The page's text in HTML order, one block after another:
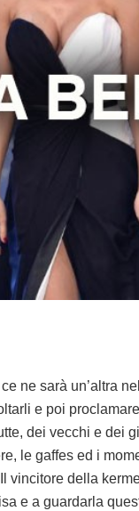
ne sarà un’altra
e poi
dei vecchi e dei
le gaffes ed i
vincitore della
e a guardarla